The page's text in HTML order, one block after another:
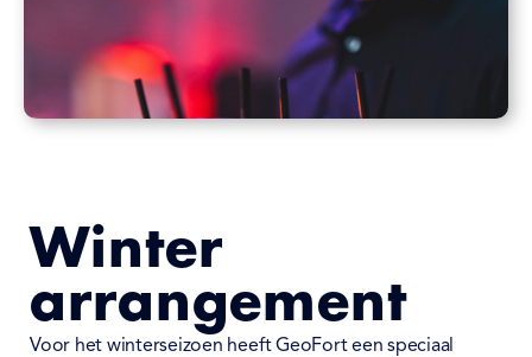
Winter
arrangement
Voor het winterseizoen heeft GeoFort een speciaal